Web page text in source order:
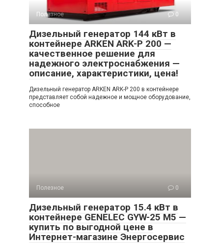
Полезное 0
Дизельный генератор 144 кВт в
контейнере ARKEN ARK-P 200 —
качественное решение для
надежного электроснабжения —
описание, характеристики, цена!
Дизельный генератор ARKEN ARK-P 200 в контейнере
представляет собой надежное и мощное оборудование,
способное
Полезное 0
Дизельный генератор 15.4 кВт в
контейнере GENELEC GYW-25 M5 —
купить по выгодной цене в
Интернет-магазине Энергосервис